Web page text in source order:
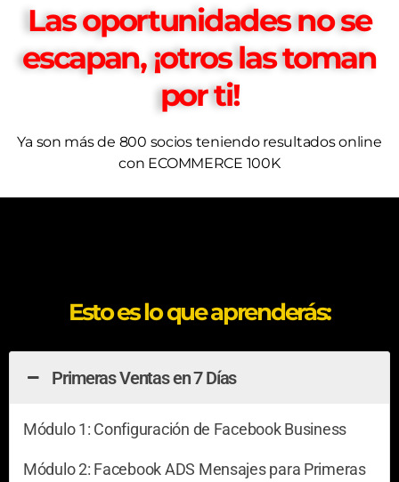
Las oportunidades no se
escapan,¡otros las toman
por ti!
Ya son más de 800 socios teniendo resultados online
con ECOMMERCE 100K
Esto es lo que aprenderás:
Primeras Ventas en 7 Días
Módulo 1: Configuración de Facebook Business
Módulo 2: Facebook ADS Mensajes para Primeras